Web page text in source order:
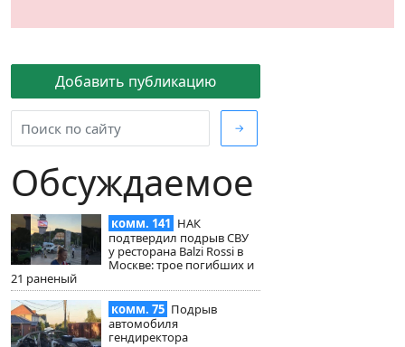
Добавить публикацию
→
Обсуждаемое
комм. 141 НАК
подтвердил подрыв СВУ
у ресторана Balzi Rossi в
Москве: трое погибших и
21 раненый
комм. 75 Подрыв
автомобиля
гендиректора